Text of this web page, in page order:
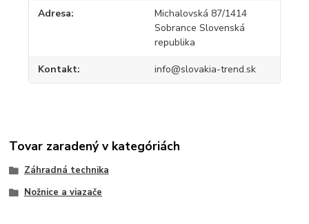
Adresa
Michalovská 87/1414
Sobrance Slovenská
republika
Kontakt info@slovakia-trend.sk
Tovar zaradený v kategóriách
Záhradná technika
Nožnice a viazače